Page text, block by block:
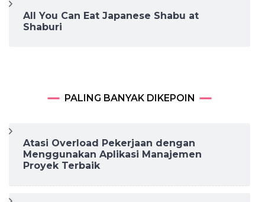
All You Can Eat Japanese Shabu at
Shaburi
PALING BANYAK DIKEPOIN
Atasi Overload Pekerjaan dengan
Menggunakan Aplikasi Manajemen
Proyek Terbaik